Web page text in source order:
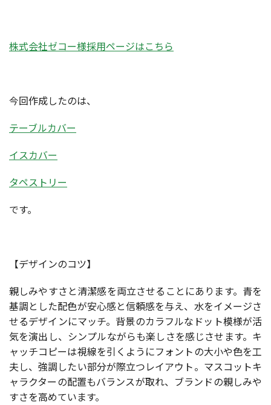
株式会社ゼコー様採用ページはこちら
今回作成したのは、
テーブルカバー
イスカバー
タペストリー
です。
【デザインのコツ】
親しみやすさと清潔感を両立させることにあります。青を
基調とした配色が安心感と信頼感を与え、水をイメージさ
せるデザインにマッチ。背景のカラフルなドット模様が活
気を演出し、シンプルながらも楽しさを感じさせます。キ
ャッチコピーは視線を引くようにフォントの大小や色を工
夫し、強調したい部分が際立つレイアウト。マスコットキ
ャラクターの配置もバランスが取れ、ブランドの親しみや
すさを高めています。